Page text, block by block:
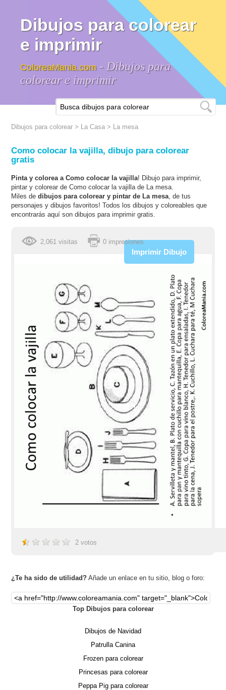
Dibujos para colorear
e imprimir
ColoreaMania.com - Dibujos para
colorear e imprimir
Dibujos para colorear > La Casa > La mesa
Como colocar la vajilla, dibujo para colorear
gratis
Pinta y colorea a Como colocar la vajilla! Dibujo para imprimir,
pintar y colorear de Como colocar la vajilla de La mesa.
Miles dedibujos para colorear y pintar de La mesa, de tus
personajes y dibujos favoritos! Todos los dibujos y coloreables que
encontrarás aquí son dibujos para imprimir gratis.
2,061 visitas 0 impresiones
Imprimir Dibujo
2 votos
¿Te ha sido de utilidad? Añade un enlace en tu sitio, blog o foro:
Top Dibujos para colorear
Dibujos de Navidad
Patrulla Canina
Frozen para colorear
Princesas para colorear
Peppa Pig para colorear